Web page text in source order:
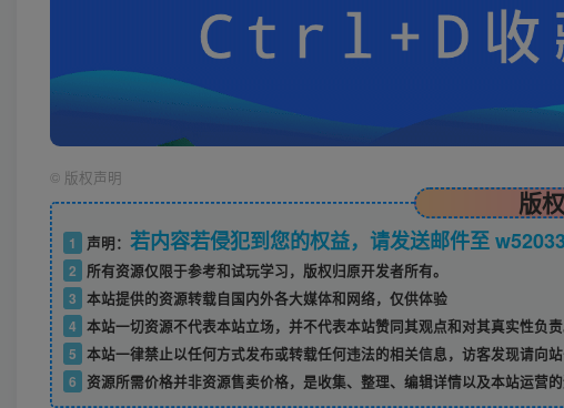
© 版权声明
版
1 声明： 若内容若侵犯到您的权益，请发送邮件至
2
所有资源仅限于参考和试玩学习，版权归原开发者所有。
3 本站提供的资源转载自国内外各大媒体和网络，仅供体验
4 本站一切资源不代表本站立场，并不代表本站赞同其观点和对其真实性负责
5 本站一律禁止以任何方式发布或转载任何违法的相关信息，访客发现请向
6
资源所需价格并非资源售卖价格，是收集、整理、编辑详情以及本站运营